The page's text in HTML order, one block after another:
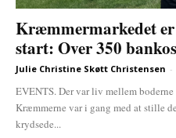
Kræmmermarkedet
start: Over 350
Julie Christine Skøtt Christensen -
EVENTS. Der var liv mellem
Kræmmerne var i gang med at stille
krydsede...